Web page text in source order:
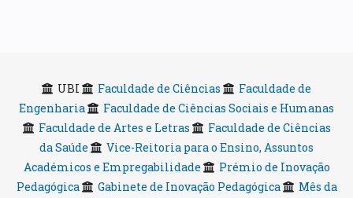
UBI Faculdade de Ciências
Faculdade de
Engenharia
Faculdade de Ciências Sociais e Humanas
Faculdade de Artes e Letras
Faculdade de Ciências
da Saúde
Vice-Reitoria para o Ensino, Assuntos
Académicos e Empregabilidade
Prémio de Inovação
Pedagógica
Gabinete de Inovação Pedagógica
Mês da